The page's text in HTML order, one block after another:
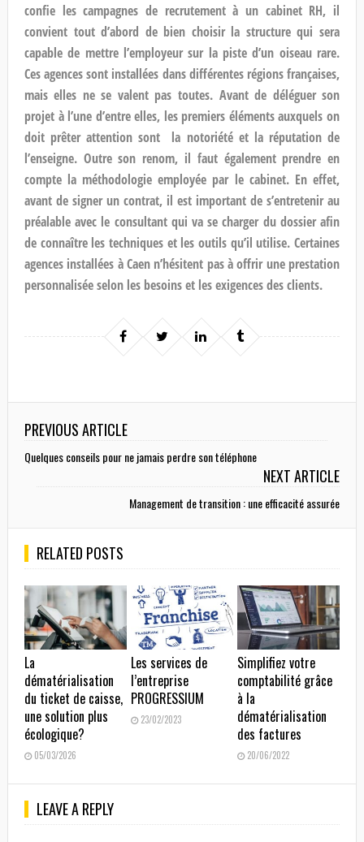
confie les campagnes de recrutement à un cabinet RH, il
convient tout d’abord de bien choisir la structure qui sera
capable de mettre l’employeur sur la piste d’un oiseau rare.
Ces agences sont installées dans différentes régions françaises,
mais elles ne se valent pas toutes. Avant de déléguer son
projet à l’une d’entre elles, les premiers éléments auxquels on
doit prêter attention sont la notoriété et la réputation de
l’enseigne. Outre son renom, il faut également prendre en
compte la méthodologie employée par le cabinet. En effet,
avant de signer un contrat, il est important de s’entretenir au
préalable avec le consultant qui va se charger du dossier afin
de connaître les techniques et les outils qu’il utilise. Certaines
agences installées à Caen n’hésitent pas à offrir une prestation
personnaliséeselon les besoins et les exigences des clients.
PREVIOUS ARTICLE
Quelques conseils pour ne jamais perdre son téléphone
NEXT ARTICLE
Management de transition : une efficacité assurée
RELATED POSTS
La
dématérialisation
du ticket de caisse,
une solution plus
écologique?
05/03/2026
Les services de
l’entreprise
PROGRESSIUM
23/02/2023
Simplifiez votre
comptabilité grâce
à la
dématérialisation
des factures
20/06/2022
LEAVE A REPLY